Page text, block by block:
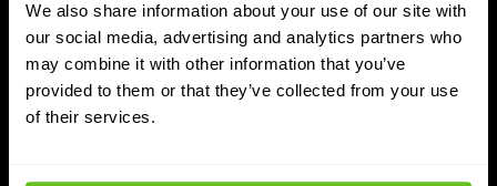
We also share information about your use of our site with
our social media, advertising and analytics partners who
may combine it with other information that you’ve
provided to them or that they’ve collected from your use
of their services.